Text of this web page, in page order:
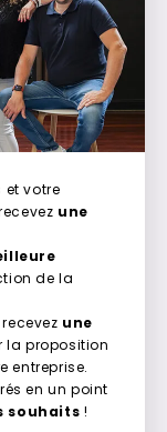
et votre
une
de la
une
la proposition
entreprise.
en un point
souhaits !